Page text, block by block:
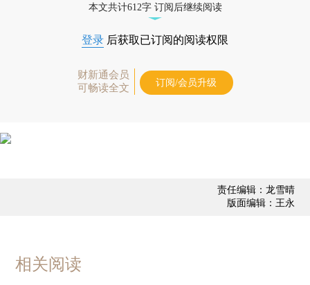
本文共计612字 订阅后继续阅读
登录 后获取已订阅的阅读权限
财新通会员
可畅读全文
订阅/会员升级
责任编辑：龙雪晴
版面编辑：王永
相关阅读